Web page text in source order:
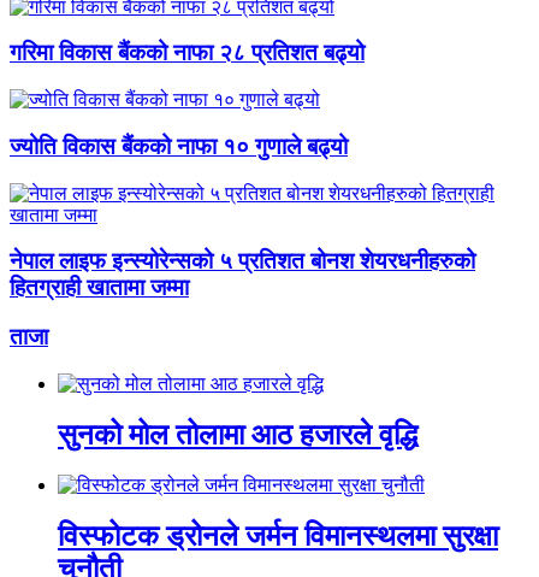
गरिमा विकास बैंकको नाफा २८ प्रतिशत बढ्यो
ज्योति विकास बैंकको नाफा १० गुणाले बढ्यो
नेपाल लाइफ इन्स्योरेन्सको ५ प्रतिशत बोनश शेयरधनीहरुको
हितग्राही खातामा जम्मा
ताजा
सुनको मोल तोलामा आठ हजारले वृद्धि
विस्फोटक ड्रोनले जर्मन विमानस्थलमा सुरक्षा
चुनौती